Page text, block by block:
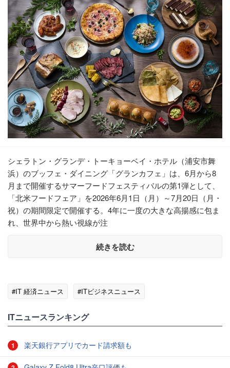
シェラトン・グランデ・トーキョーベイ・ホテル（浦安市舞
浜）のブッフェ・ダイニング「グランカフェ」は、6月から8
月まで開催するサマーフードフェスティバルの第1弾として、
「北米フードフェア」を2026年6月1日（月）～7月20日（月・
祝）の期間限定で開催する。4年に一度の大きな高揚感に包ま
れ、世界中から熱い視線が注
続きを読む
#IT 経済ニュース #ITビジネスニュース
ITニュースランキング
1 楽天銀行アプリでカード請求額も